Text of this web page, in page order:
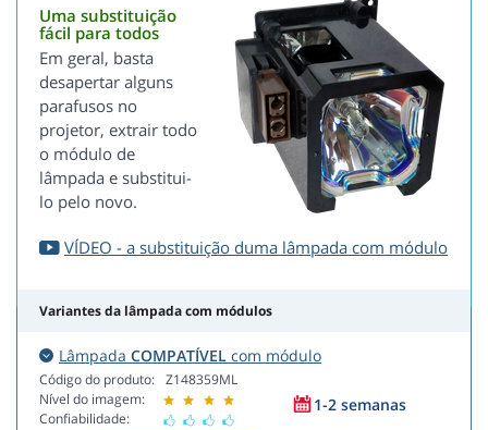
Uma substituição
fácil para todos
Em geral, basta
desapertar alguns
parafusos no
projetor, extrair todo
o módulo de
lâmpada e substitui-
lo pelo novo.
VÍDEO - a substituição duma lâmpada com módulo
Variantes da lâmpada com módulos
Lâmpada COMPATÍVEL com módulo
Código do produto:
Nível do imagem:
Confiabilidade:
Z148359ML
1-2 semanas